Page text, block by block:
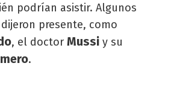
podrían asistir. Algunos
presente, como
, el doctor Mussi y su
.